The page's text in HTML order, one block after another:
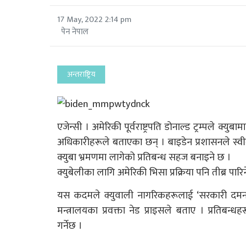
17 May, 2022 2:14 pm
पेन नेपाल
अन्तराष्ट्रिय
एजेन्सी । अमेरिकी पूर्वराष्ट्रपति डोनाल्ड ट्रम्पले
अधिकारीहरूले बताएका छन् । बाइडेन प्रशासनले
क्युबा भ्रमणमा लागेको प्रतिबन्ध सहज बनाइने छ ।
क्युबेलीका लागि अमेरिकी भिसा प्रक्रिया पनि तीब्र
यस कदमले क्युवाली नागरिकहरूलाई ‘सरकारी
मन्त्रालयका प्रवक्ता नेड प्राइसले बताए ।
गर्नेछ ।